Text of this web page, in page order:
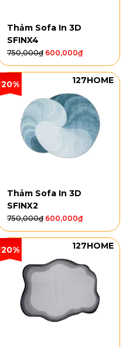
Thảm Sofa In 3D
SFINX4
750,000₫ 600,000₫
20% 127HOME
Thảm Sofa In 3D
SFINX2
750,000₫ 600,000₫
20% 127HOME